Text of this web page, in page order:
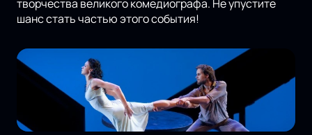
творчества великого комедиографа. Не упустите
шанс стать частью этого события!